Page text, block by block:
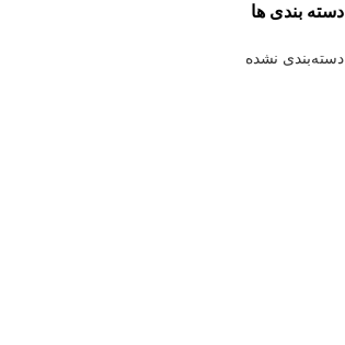
دسته بندی ها
دسته‌بندی نشده